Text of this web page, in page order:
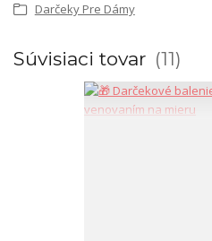
Darčeky Pre Dámy
Súvisiaci tovar 11